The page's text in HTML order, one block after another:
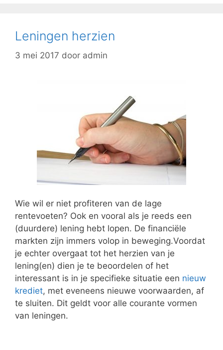
Leningen herzien
3 mei 2017 door admin
Wie wil er niet profiteren van de lage
rentevoeten? Ook en vooral als je reeds een
(duurdere) lening hebt lopen. De financiële
markten zijn immers volop in beweging.Voordat
je echter overgaat tot het herzien van je
lening(en) dien je te beoordelen of het
interessant is in je specifieke situatie een nieuw
krediet, met eveneens nieuwe voorwaarden, af
te sluiten. Dit geldt voor alle courante vormen
van leningen.